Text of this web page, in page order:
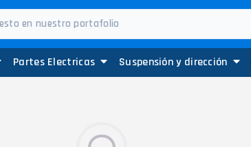
Partes Electricas Suspensión y dirección